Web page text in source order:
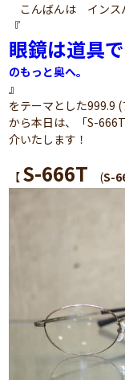
こんばんは インス
『
眼鏡は道具で
のもっと奥へ。
』
をテーマとした999.9
から本日は、「S-
介いたします！
【 S-666T (S-